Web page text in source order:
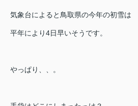
気象台によると鳥取県の今年の初雪は
平年により4日早いそうです。
やっぱり、、。